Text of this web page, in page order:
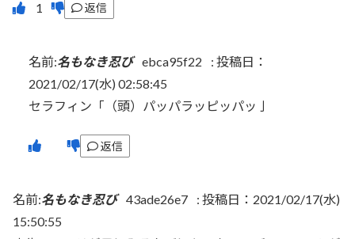
返信
名前:名もなき忍び ebca95f22 : 投稿日：
2021/02/17(水) 02:58:45
セラフィン「（頭）パッパラッピッパッ亅
返信
名前:名もなき忍び 43ade26e7 : 投稿日：2021/02/17(水)
15:50:55